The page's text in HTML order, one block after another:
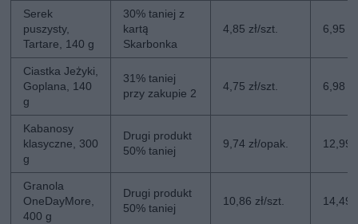
Serek
puszysty,
Tartare, 140 g
30% taniej z
kartą
Skarbonka
4,85 zł/szt. 6,95
Ciastka Jeżyki,
Goplana, 140
g
31% taniej
przy zakupie 2
4,75 zł/szt. 6,98
Kabanosy
klasyczne, 300
g
Drugi produkt
50% taniej
9,74 zł/opak. 12,99
Granola
OneDayMore,
400 g
Drugi produkt
50% taniej
10,86 zł/szt. 14,49